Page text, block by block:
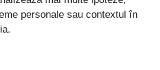
personale sau contextul în